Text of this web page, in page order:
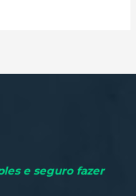
e seguro fazer